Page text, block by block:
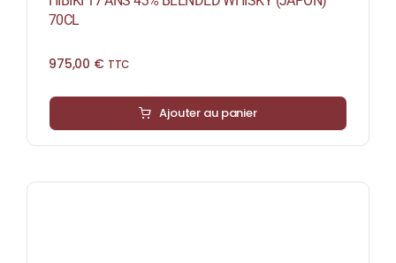
70CL
975,00 € TTC
Ajouter au panier